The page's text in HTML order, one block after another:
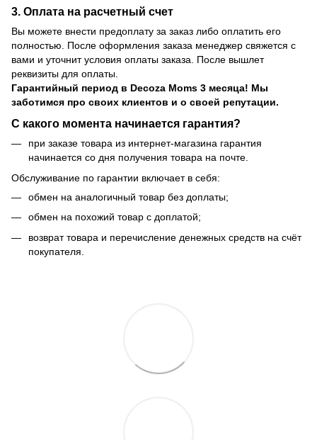
3. Оплата на расчетный счет
Вы можете внести предоплату за заказ либо оплатить его
полностью. После оформления заказа менеджер свяжется с
вами и уточнит условия оплаты заказа. После вышлет
реквизиты для оплаты.
Гарантийный период в Decoza Moms 3 месяца! Мы
заботимся про своих клиентов и о своей репутации.
С какого момента начинается гарантия?
при заказе товара из интернет-магазина гарантия
начинается со дня получения товара на почте.
Обслуживание по гарантии включает в себя:
обмен на аналогичный товар без доплаты;
обмен на похожий товар с доплатой;
возврат товара и перечисление денежных средств на счёт
покупателя.